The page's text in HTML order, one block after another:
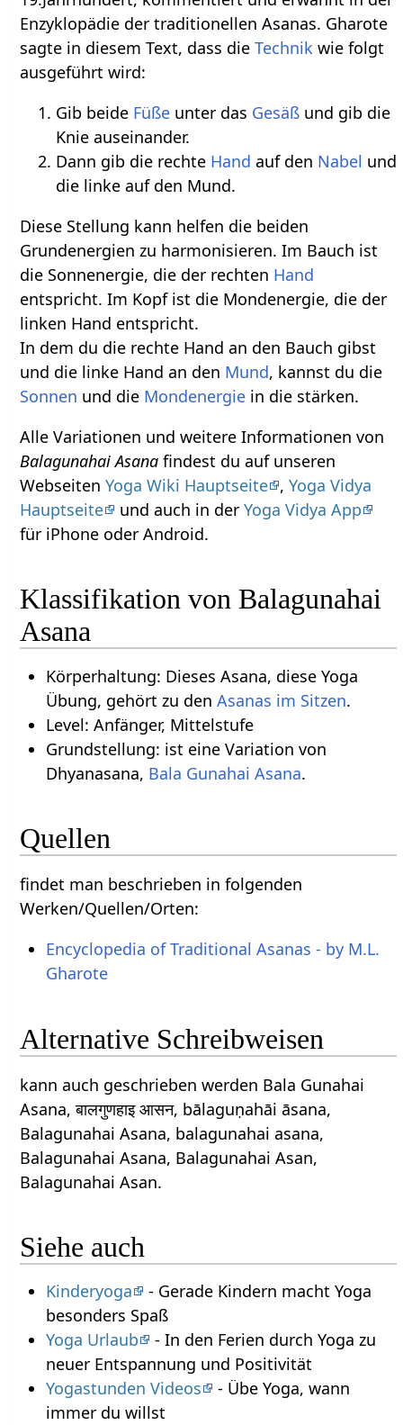
Enzyklopädie der traditionellen Asanas. Gharote
sagte in diesem Text, dass dieTechnik wie folgt
ausgeführt wird:
Gib beide Füße unter das Gesäß und gib die
Knie auseinander.
Dann gib die rechte Hand auf den Nabel und
die linke auf den Mund.
Diese Stellung kann helfen die beiden
Grundenergien zu harmonisieren. Im Bauch ist
die Sonnenergie, die der rechten Hand
entspricht. Im Kopf ist die Mondenergie, die der
linken Hand entspricht.
In dem du die rechte Hand an den Bauch gibst
und die linke Hand an den Mund, kannst du die
Sonnen und die Mondenergie in die stärken.
Alle Variationen und weitere Informationen von
Balagunahai Asana findest du auf unseren
WebseitenYoga Wiki Hauptseite ,Yoga Vidya
Hauptseite
und auch in derYoga Vidya App
für iPhone oder Android.
Klassifikation von Balagunahai
Asana
Körperhaltung: Dieses Asana, diese Yoga
Übung, gehört zu den Asanas im Sitzen.
Level: Anfänger, Mittelstufe
Grundstellung: ist eine Variation von
Dhyanasana, Bala Gunahai Asana.
Quellen
findet man beschrieben in folgenden
Werken/Quellen/Orten:
Encyclopedia of Traditional Asanas - by M.L.
Gharote
Alternative Schreibweisen
kann auch geschrieben werden Bala Gunahai
Asana, बालगुणहाइ आसन, bālaguṇahāi āsana,
Balagunahai Asana, balagunahai asana,
Balagunahai Asana, Balagunahai Asan,
Balagunahai Asan.
Siehe auch
Kinderyoga
- Gerade Kindern macht Yoga
besonders Spaß
Yoga Urlaub
- In den Ferien durch Yoga zu
neuer Entspannung und Positivität
Yogastunden Videos
- Übe Yoga, wann
immer du willst